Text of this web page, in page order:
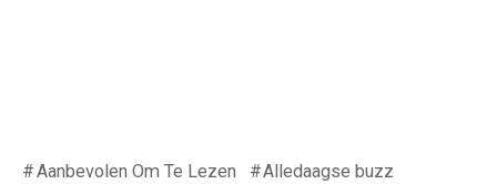
Aanbevolen Om Te Lezen
Alledaagse buzz